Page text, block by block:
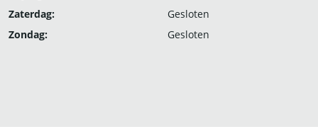
Zaterdag:
Gesloten
Zondag:
Gesloten